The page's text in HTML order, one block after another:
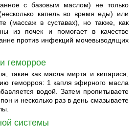
с базовым маслом) не только
капель во время еды) или
(массаж в суставах), но также, как
из почек и помогает в качестве
против инфекций мочевыводящих
геморрое
такие как масла мирта и кипариса,
геморроя: 1 капля эфирного масла
водой. Затем пропитываете
и несколько раз в день смазываете
системы